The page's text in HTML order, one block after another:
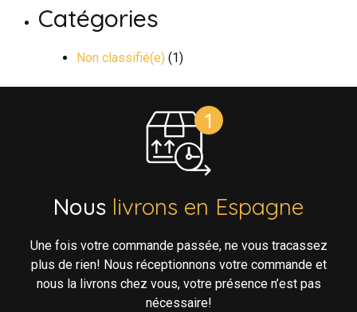
Catégories
Non classifié(e) (1)
Nous livrons en Espagne
Une fois votre commande passée, ne vous tracassez
plus de rien! Nous réceptionnons votre commande et
nous la livrons chez vous, votre présence n’est pas
nécessaire!